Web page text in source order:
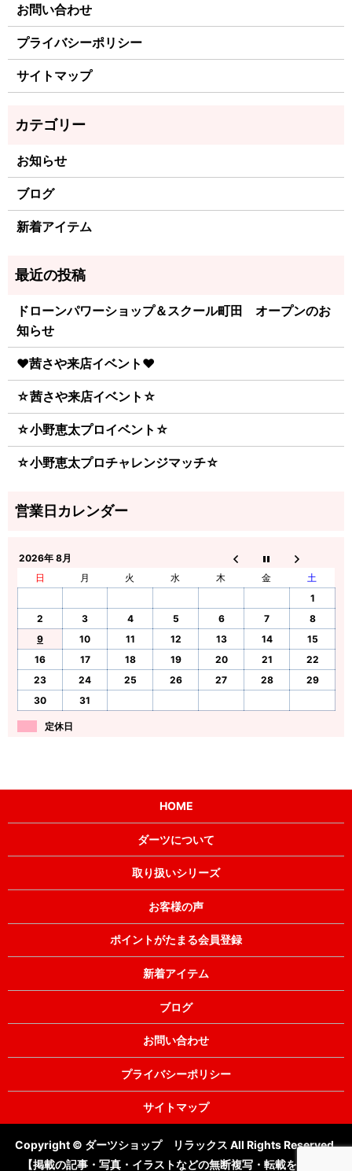
お問い合わせ
プライバシーポリシー
サイトマップ
お知らせ
ブログ
新着アイテム
ドローンパワーショップ＆スクール町田 オープンのお
知らせ
♥茜さや来店イベント♥
☆茜さや来店イベント☆
☆小野恵太プロイベント☆
☆小野恵太プロチャレンジマッチ☆
2026年 8月
日
月 火 水 木 金
土
1
2
3 4 5 6 7
8
9
10 11 12 13 14
15
16
17 18 19 20 21
22
23
24 25 26 27 28
29
30
31
定休日
HOME
ダーツについて
取り扱いシリーズ
お客様の声
ポイントがたまる会員登録
新着アイテム
ブログ
お問い合わせ
プライバシーポリシー
サイトマップ
Copyright © ダーツショップ リラックス All Rights Reserved.
【掲載の記事・写真・イラストなどの無断複写・転載を禁じま